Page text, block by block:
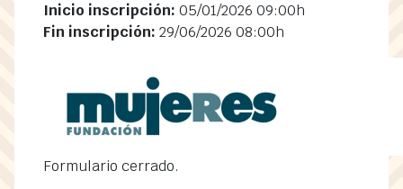
Inicio inscripción: 05/01/2026 09:00h
Fin inscripción: 29/06/2026 08:00h
Formulario cerrado.